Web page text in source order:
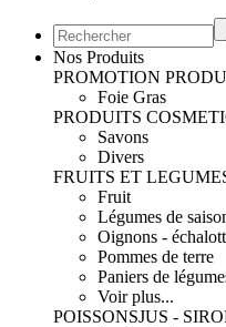
Nos Produits
PROMOTION
Foie Gras
PRODUITS
Savons
Divers
FRUITS ET
Fruit
Légumes de
Oignons -
Pommes de terre
Paniers de
Voir plus...
POISSONSJUS -